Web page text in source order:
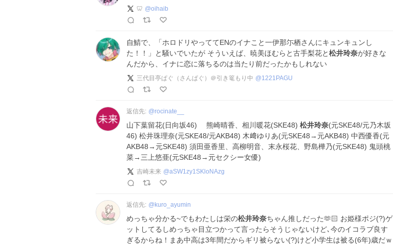
🦷 @oihaib
自鯖で、「ホロドリやっててENのイナこと一伊那尓栖さんにキュンキュンし
た！！」と騒いでいたが そういえば、暁美ほむらと古手梨花と松井玲奈が好きな
んだから、イナに恋に落ちるのは当たり前だったかもしれない
三代目亭ぱぐ（さんぱぐ）＠引き篭もり中 @1221PAGU
返信先: @rocinate__
山下葉留花(日向坂46) 熊崎晴香、相川暖花(SKE48) 松井玲奈(元SKE48/元乃木坂
46) 松井珠理奈(元SKE48/元AKB48) 木﨑ゆりあ(元SKE48→元AKB48) 中西優香(元
AKB48→元SKE48) 須田亜香里、高柳明音、末永桜花、野島樺乃(元SKE48) 鬼頭桃
菜→三上悠亜(元SKE48→元セクシー女優)
吉崎未来 @aSW1zy1SKloNAzg
返信先: @ kuro_ayumin
めっちゃ分かる~でもわたしは栄の松井玲奈ちゃん推しだった🫶🏻 お姫様ポジ(?)ゲ
ットしてるしめっちゃ目立つかって言ったらそうじゃないけど､今のイコラブ良す
ぎるからね！まあ中高は3年間だからギリ被らない(?)けど小学生は被る(6年)歳だｗ